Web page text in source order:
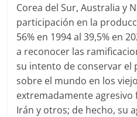
Corea del Sur, Australia y
participación en la
56% en 1994 al 39,5% en
a reconocer las
su intento de conservar el
sobre el mundo en los
extremadamente agresivo
Irán y otros; de hecho, su